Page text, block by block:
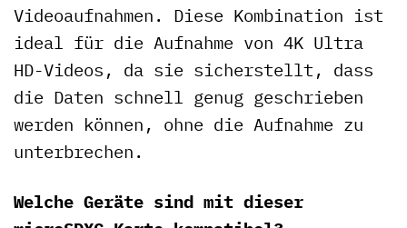
Videoaufnahmen. Diese Kombination ist
ideal für die Aufnahme von 4K Ultra
HD-Videos, da sie sicherstellt, dass
die Daten schnell genug geschrieben
werden können, ohne die Aufnahme zu
unterbrechen.
Welche Geräte sind mit dieser